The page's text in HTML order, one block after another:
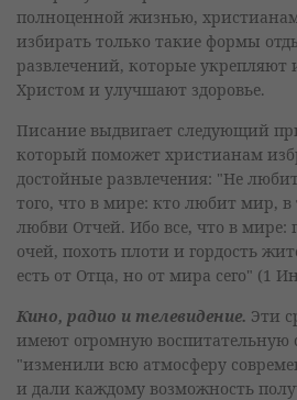
полноценной жизнью, христианам
избирать только такие формы
развлечений, которые укрепляют
Христом и улучшают здоровье.
Писание выдвигает следующий
который поможет христианам
достойные развлечения: "Не
того, что в мире: кто любит мир, в
любви Отчей. Ибо все, что в мире:
очей, похоть плоти и гордость
есть от Отца, но от мира сего" (1
Кино, радио и телевидение. Эти
имеют огромную воспитательную
"изменили всю атмосферу
и дали каждому возможность